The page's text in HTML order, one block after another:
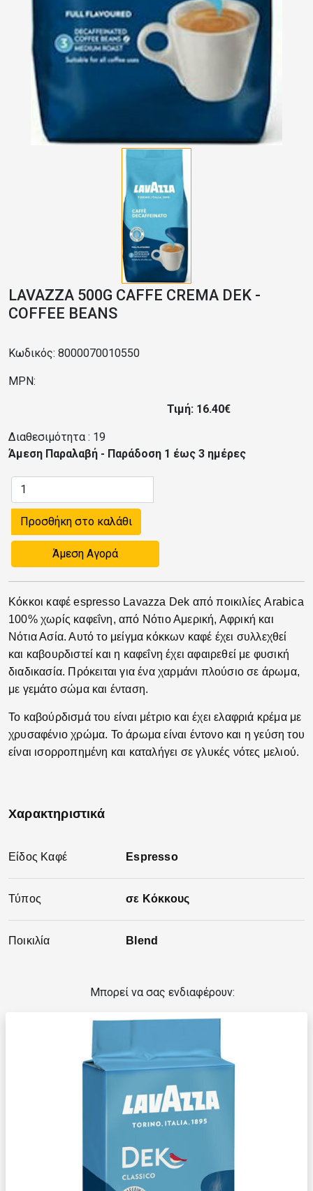
LAVAZZA 500G CAFFE CREMA DEK -
COFFEE BEANS
Κωδικός: 8000070010550
MPN:
Τιμή: 16.40€
Διαθεσιμότητα : 19
Άμεση Παραλαβή - Παράδοση 1 έως 3 ημέρες
Προσθήκη στο καλάθι
Άμεση Αγορά
Κόκκοι καφέ espresso Lavazza Dek από ποικιλίες Arabica
100% χωρίς καφεΐνη, από Νότιο Αμερική, Αφρική και
Νότια Ασία. Αυτό το μείγμα κόκκων καφέ έχει συλλεχθεί
και καβουρδιστεί και η καφεΐνη έχει αφαιρεθεί με φυσική
διαδικασία. Πρόκειται για ένα χαρμάνι πλούσιο σε άρωμα,
με γεμάτο σώμα και ένταση.
Το καβούρδισμά του είναι μέτριο και έχει ελαφριά κρέμα με
χρυσαφένιο χρώμα. Το άρωμα είναι έντονο και η γεύση του
είναι ισορροπημένη και καταλήγει σε γλυκές νότες μελιού.
Χαρακτηριστικά
Είδος Καφέ Espresso
Τύπος σε Κόκκους
Ποικιλία Blend
Μπορεί να σας ενδιαφέρουν: